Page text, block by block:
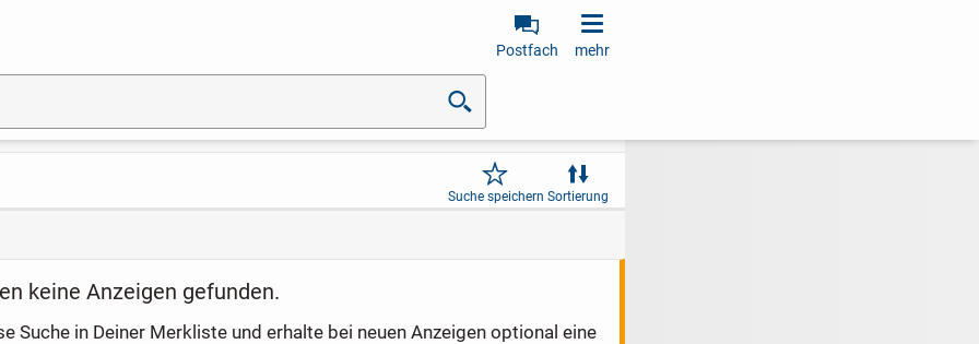
Postfach mehr
Suche speichern Sortierung
keine Anzeigen gefunden.
Suche in Deiner Merkliste und erhalte bei neuen Anzeigen optional eine